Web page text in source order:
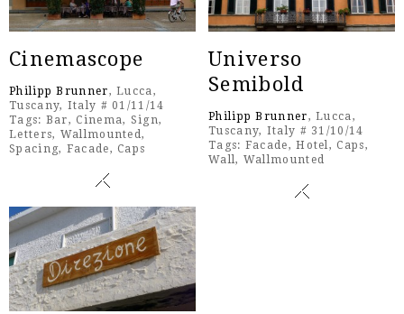
Cinemascope
Philipp Brunner, Lucca,
Tuscany, Italy # 01/11/14
Tags: Bar, Cinema, Sign,
Letters, Wallmounted,
Spacing, Facade, Caps
Universo
Semibold
Philipp Brunner, Lucca,
Tuscany, Italy # 31/10/14
Tags: Facade,Hotel , Caps,
Wall, Wallmounted